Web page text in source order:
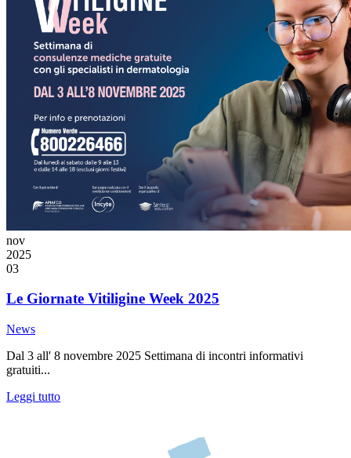
nov
2025
03
Le Giornate Vitiligine Week 2025
News
Dal 3 all' 8 novembre 2025 Settimana di incontri informativi
gratuiti...
Leggi tutto